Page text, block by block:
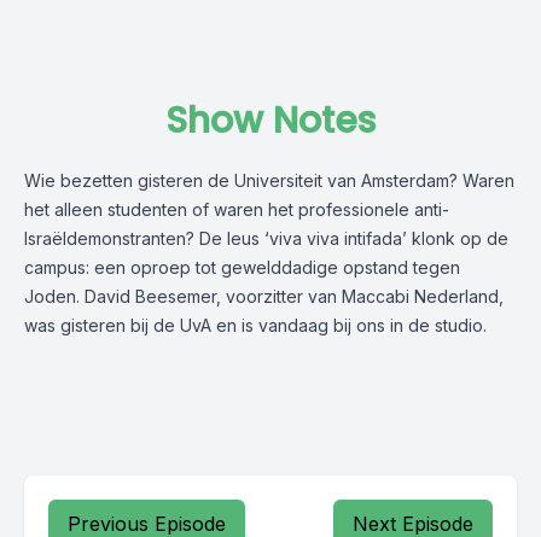
Show Notes
Wie bezetten gisteren de Universiteit van Amsterdam? Waren
het alleen studenten of waren het professionele anti-
Israëldemonstranten? De leus ‘viva viva intifada’ klonk op de
campus: een oproep tot gewelddadige opstand tegen
Joden. David Beesemer, voorzitter van Maccabi Nederland,
was gisteren bij de UvA en is vandaag bij ons in de studio.
Previous Episode Next Episode